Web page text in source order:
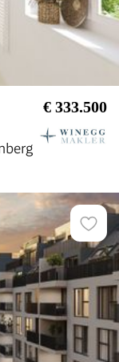
€ 333.500